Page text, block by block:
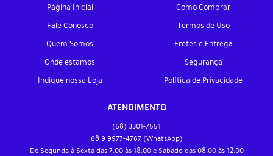
Página Inicial
Fale Conosco
Quem Somos
Onde estamos
Indique nossa Loja
Como Comprar
Termos de Uso
Fretes e Entrega
Segurança
Política de Privacidade
ATENDIMENTO
(68) 3301-7551
68 9 9977-4767 (WhatsApp)
De Segunda à Sexta das 7:00 às 18:00 e Sábado das 08:00 às 12:00